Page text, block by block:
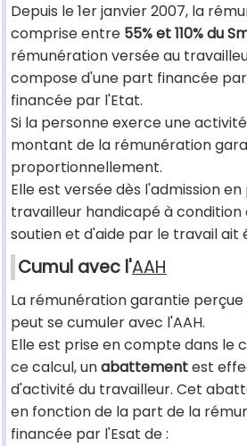
Depuis le 1er janvier 2007, la
comprise entre 55% et 110% du
rémunération versée au
compose d'une part financée
financée par l'Etat.
Si la personne exerce une
montant de la rémunération
proportionnellement.
Elle est versée dès l'admission
travailleur handicapé à
soutien et d'aide par le travail ait
Cumul avec l'AAH
La rémunération garantie
peut se cumuler avec l'AAH.
Elle est prise en compte dans le
ce calcul, unabattementest
d'activité du travailleur. Cet
en fonction de la part de la
financée par l'Esat de :